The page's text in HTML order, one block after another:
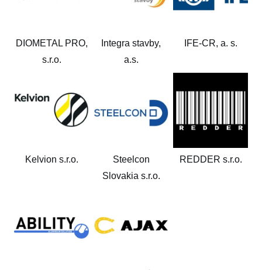
DIOMETAL PRO,
s.r.o.
Integra stavby,
a.s.
IFE-CR, a. s.
Kelvion s.r.o.
Steelcon
Slovakia s.r.o.
REDDER s.r.o.